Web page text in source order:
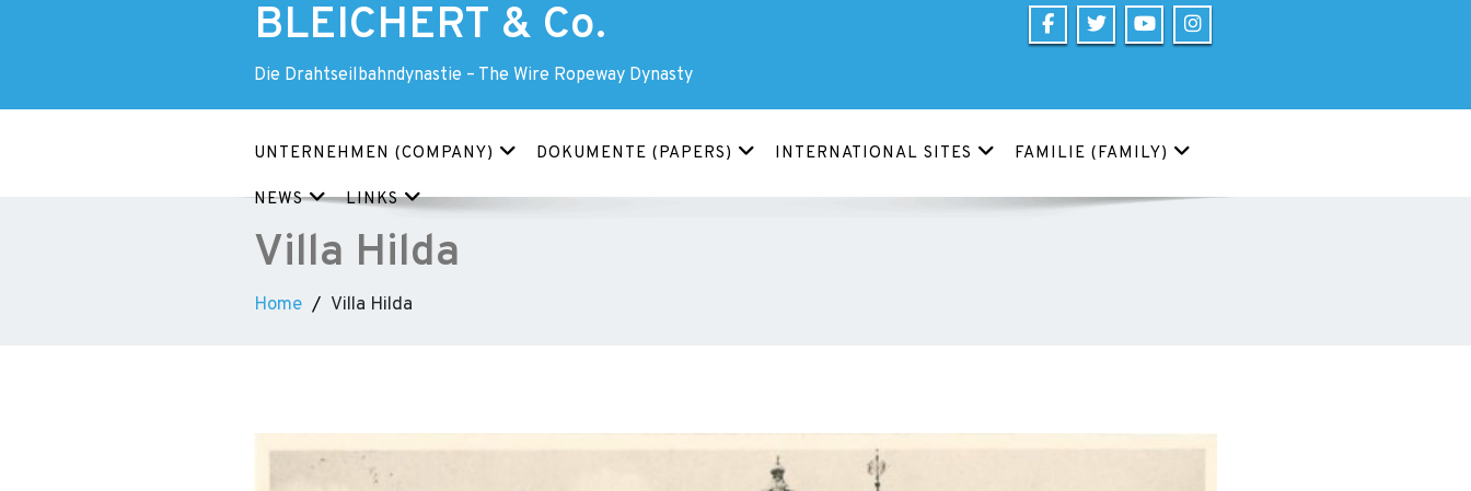
BLEICHERT & Co.
Die Drahtseilbahndynastie – The Wire Ropeway Dynasty
UNTERNEHMEN (COMPANY) DOKUMENTE (PAPERS) INTERNATIONAL SITES FAMILIE (FAMILY)
NEWS LINKS
Villa Hilda
Home Villa Hilda